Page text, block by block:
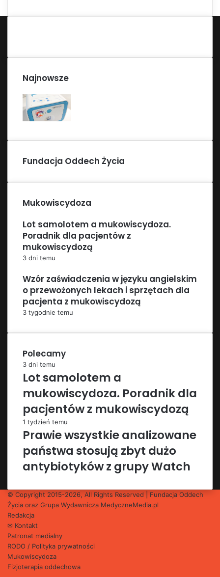
Najnowsze
Fundacja Oddech Życia
Mukowiscydoza
Lot samolotem a mukowiscydoza.
Poradnik dla pacjentów z
mukowiscydozą
3 dni temu
Wzór zaświadczenia w języku angielskim
o przewożonych lekach i sprzętach dla
pacjenta z mukowiscydozą
3 tygodnie temu
Polecamy
3 dni temu
Lot samolotem a
mukowiscydoza. Poradnik dla
pacjentów z mukowiscydozą
1 tydzień temu
Prawie wszystkie analizowane
państwa stosują zbyt dużo
antybiotyków z grupy Watch
© Copyright 2015-2026, All Rights Reserved | Fundacja Oddech
Życia oraz Grupa Wydawnicza MedyczneMedia.pl
Redakcja
✉ Kontakt
Patronat medialny
RODO / Polityka prywatności
Mukowiscydoza
Fizjoterapia oddechowa